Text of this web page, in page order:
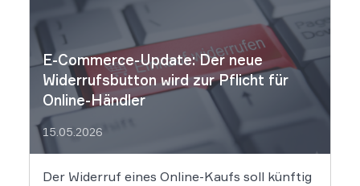
E-Commerce-Update: Der neue
Widerrufsbutton wird zur Pflicht für
Online-Händler
15.05.2026
Der Widerruf eines Online-Kaufs soll künftig